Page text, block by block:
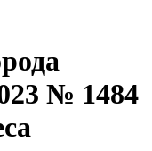
№ 1484